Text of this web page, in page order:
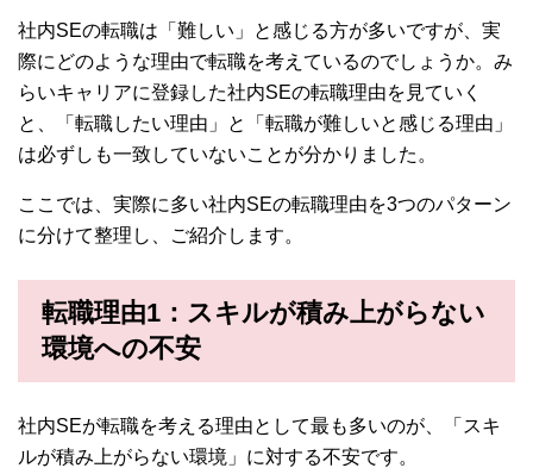
社内SEの転職は「難しい」と感じる方が多いですが、実
際にどのような理由で転職を考えているのでしょうか。み
らいキャリアに登録した社内SEの転職理由を見ていく
と、「転職したい理由」と「転職が難しいと感じる理由」
は必ずしも一致していないことが分かりました。
ここでは、実際に多い社内SEの転職理由を3つのパターン
に分けて整理し、ご紹介します。
転職理由1： スキルが積み上がらない
環境への不安
社内SEが転職を考える理由として最も多いのが、「スキ
ルが積み上がらない環境」に対する不安です。